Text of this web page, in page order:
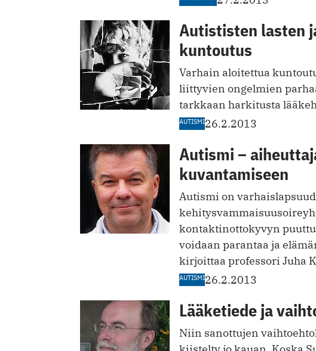
Autististen lasten
kuntoutus
Varhain aloitettua
liittyvien ongelmien
tarkkaan harkitusta
AUTISMI26.2.2013
Autismi –
kuvantamiseen
Autismi on
kontaktinottokyvyn
voidaan parantaa ja
kirjoittaa professori Juha
AUTISMI26.2.2013
Lääketiede ja
Niin sanottujen